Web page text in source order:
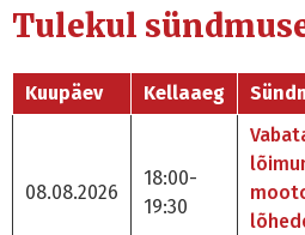
Tulekul
Kuupäev Kellaaeg
08.08.2026
18:00-
19:30